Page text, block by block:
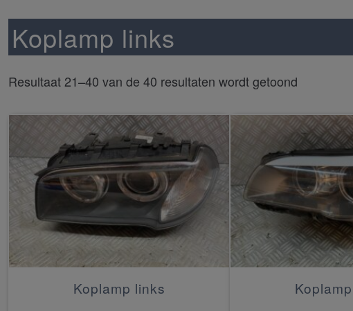
Koplamp links
Resultaat 21–40 van de 40 resultaten wordt getoond
Koplamp links